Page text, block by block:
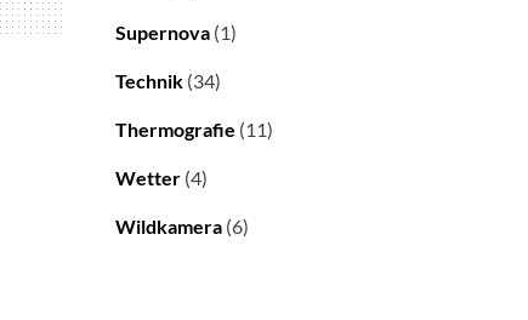
Supernova (1)
Technik (34)
Thermografie (11)
Wetter (4)
Wildkamera (6)